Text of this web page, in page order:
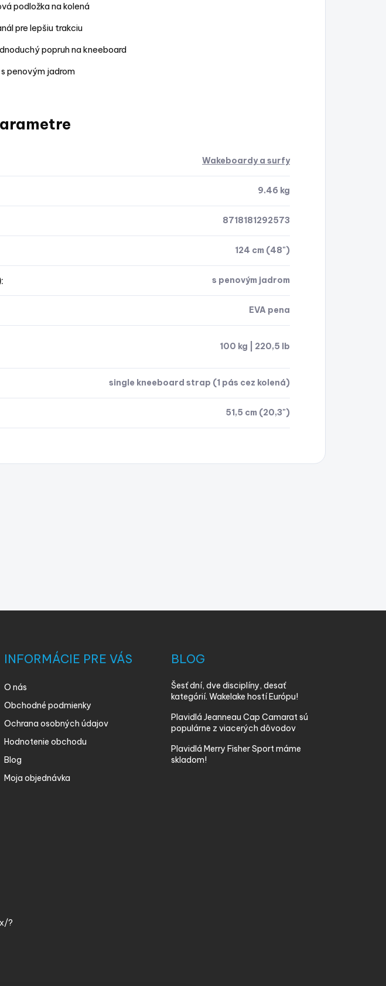
podložka na kolená
pre lepšiu trakciu
popruh na kneeboard
penovým jadrom
Wakeboardy a surfy
9.46 kg
8718181292573
124 cm (48")
: s penovým jadrom
EVA pena
100 kg | 220,5 lb
single kneeboard strap (1 pás cez kolená)
51,5 cm (20,3")
INFORMÁCIE PRE VÁS
O nás
Obchodné podmienky
Ochrana osobných údajov
Hodnotenie obchodu
Blog
Moja objednávka
BLOG
Šesť dní, dve disciplíny, desať
kategórií. Wakelake hostí Európu!
Plavidlá Jeanneau Cap Camarat sú
populárne z viacerých dôvodov
Plavidlá Merry Fisher Sport máme
skladom!
?